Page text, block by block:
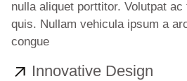
nulla aliquet porttitor. Volutpat
quis. Nullam vehicula ipsum a
congue
Innovative Design